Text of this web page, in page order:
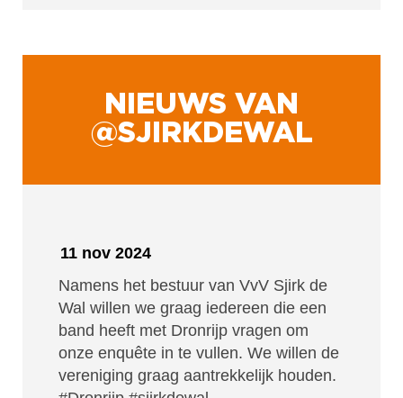
NIEUWS VAN
@SJIRKDEWAL
11 nov 2024
Namens het bestuur van VvV Sjirk de
Wal willen we graag iedereen die een
band heeft met Dronrijp vragen om
onze enquête in te vullen. We willen de
vereniging graag aantrekkelijk houden.